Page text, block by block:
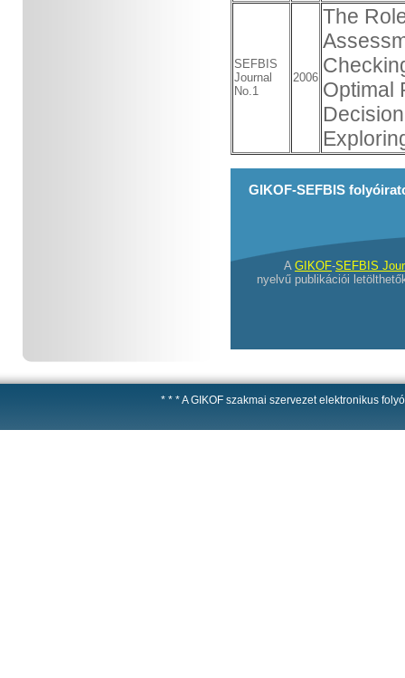
SEFBIS
Journal
No.1
2006
The
Optimal
GIKOF-SEFBIS
A GIKOF-SEFBIS
nyelvű publikációi
* * * A GIKOF szakmai szervezet elektronikus